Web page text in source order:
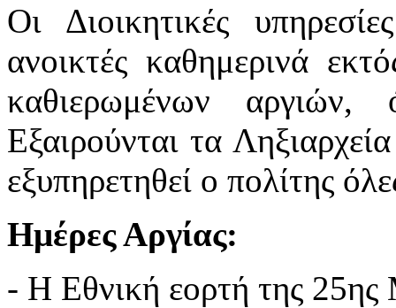
Οι Διοικητικές
ανοικτές καθημερινά
καθιερωμένων αργιών,
Εξαιρούνται τα
εξυπηρετηθεί ο πολίτης
Ημέρες Αργίας:
- Η Εθνική εορτή της 25ης